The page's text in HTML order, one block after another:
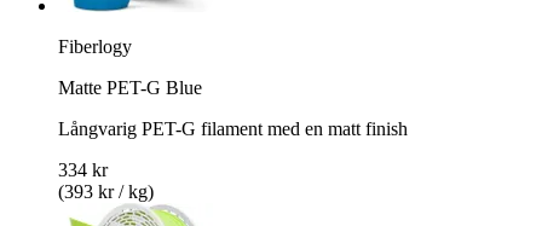
Fiberlogy
Matte PET-G Blue
Långvarig PET-G filament med en matt finish
334 kr
(393 kr / kg)